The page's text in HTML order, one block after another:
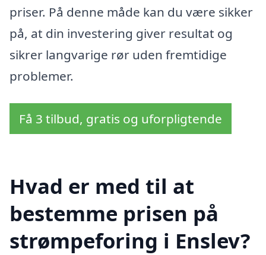
priser. På denne måde kan du være sikker
på, at din investering giver resultat og
sikrer langvarige rør uden fremtidige
problemer.
Få 3 tilbud, gratis og uforpligtende
Hvad er med til at
bestemme prisen på
strømpeforing i Enslev?